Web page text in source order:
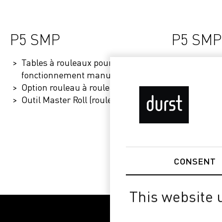
CONSENT
This website
P5 SMP
Tables à rouleaux pour
fonctionnement manuel
Option rouleau à rouleau
Outil Master Roll (rouleau)
P5